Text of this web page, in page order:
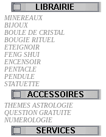
MINEREAUX
BIJOUX
BOULE DE CRISTAL
BOUGIE RITUEL
ETEIGNOIR
FENG SHUI
ENCENSOIR
PENTACLE
PENDULE
STATUETTE
THEMES ASTROLOGIE
QUESTION GRATUITE
NUMEROLOGIE